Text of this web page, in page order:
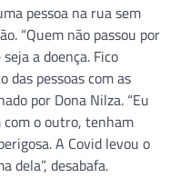
pessoa na rua sem
“Quem não passou por
a doença. Fico
das pessoas com as
por Dona Nilza. “Eu
com o outro, tenham
A Covid levou o
dela”, desabafa.